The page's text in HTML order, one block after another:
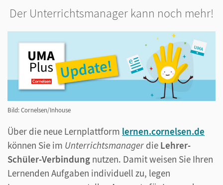
Der Unterrichtsmanager kann noch mehr!
Bild: Cornelsen/Inhouse
Über die neue Lernplattform lernen.cornelsen.de
können Sie im Unterrichtsmanager die Lehrer-
Schüler-Verbindung nutzen. Damit weisen Sie Ihren
Lernenden Aufgaben individuell zu, legen